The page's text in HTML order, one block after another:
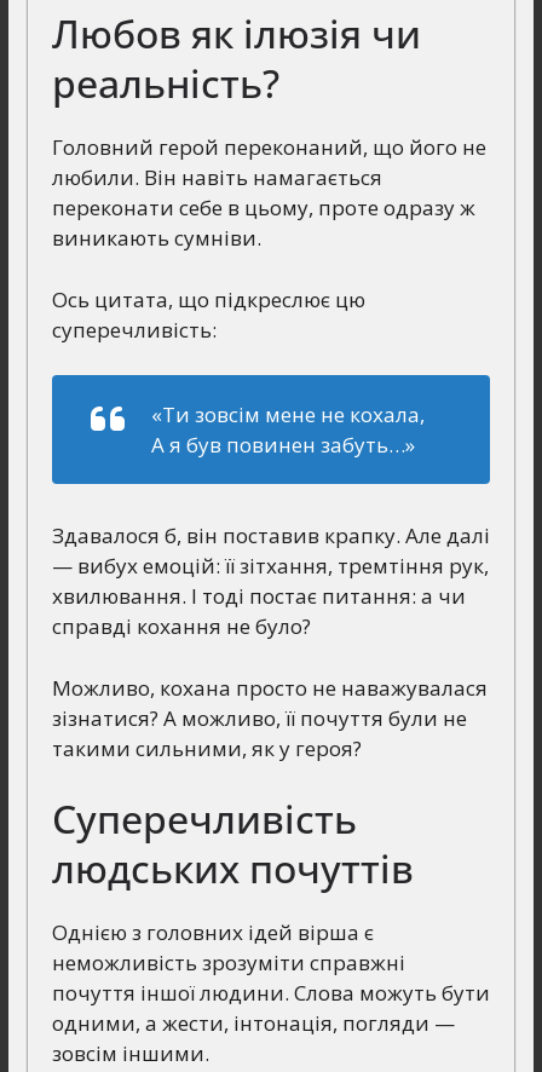
Любов як ілюзія чи
реальність?
Головний герой переконаний, що його не
любили. Він навіть намагається
переконати себе в цьому, проте одразу ж
виникають сумніви.
Ось цитата, що підкреслює цю
суперечливість:
«Ти зовсім мене не кохала,
А я був повинен забуть…»
Здавалося б, він поставив крапку. Але далі
— вибух емоцій: її зітхання, тремтіння рук,
хвилювання. І тоді постає питання: а чи
справді кохання не було?
Можливо, кохана просто не наважувалася
зізнатися? А можливо, її почуття були не
такими сильними, як у героя?
Суперечливість
людських почуттів
Однією з головних ідей вірша є
неможливість зрозуміти справжні
почуття іншої людини. Слова можуть бути
одними, а жести, інтонація, погляди —
зовсім іншими.